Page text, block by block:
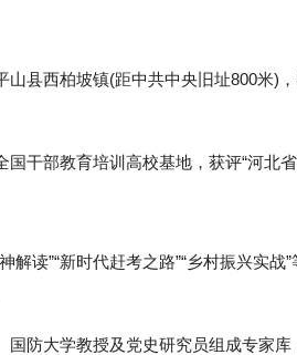
县西柏坡镇(距中共中央旧址800米)，
部教育培训高校基地，获评“河北省
读”“新时代赶考之路”“乡村振兴实战
大学教授及党史研究员组成专家库